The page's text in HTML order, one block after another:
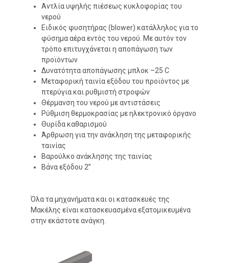
Αντλία υψηλής πιέσεως κυκλοφορίας του
νερού
Ειδικός φυσητήρας (blower) κατάλληλος για το
φύσημα αέρα εντός του νερού. Με αυτόν τον
τρόπο επιτυγχάνεται η αποπάγωση των
προϊόντων
Δυνατότητα αποπάγωσης μπλοκ –25 C
Μεταφορική ταινία εξόδου του προϊόντος με
πτερύγια και ρυθμιστή στροφών
Θέρμανση του νερού με αντιστάσεις
Ρύθμιση θερμοκρασίας με ηλεκτρονικό όργανο
Θυρίδα καθαρισμού
Άρθρωση για την ανάκληση της μεταφορικής
ταινίας
Βαρούλκο ανάκλησης της ταινίας
Βάνα εξόδου 2’’
Όλα τα μηχανήματα και οι κατασκευές της
Μακέλης είναι κατασκευασμένα εξατομικευμένα
στην εκάστοτε ανάγκη.